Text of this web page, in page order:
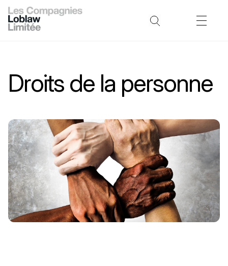
Droits de la personne